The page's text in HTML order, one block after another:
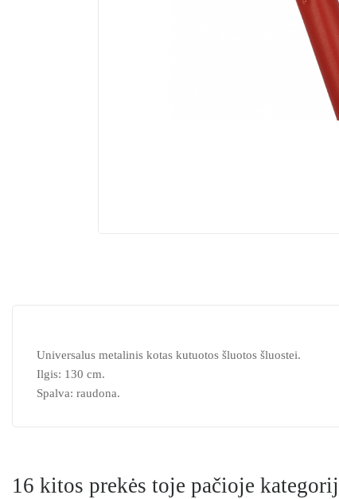
Universalus metalinis kotas kutuotos šluotos šluostei.
Ilgis: 130 cm.
Spalva: raudona.
16 kitos prekės toje pačioje